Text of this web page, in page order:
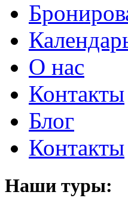
О нас
Контакты
Блог
Контакты
Наши туры: